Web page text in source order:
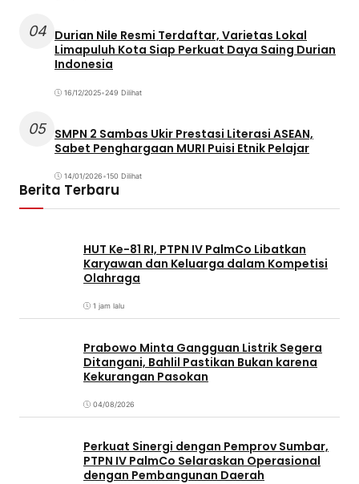
04 Durian Nile Resmi Terdaftar, Varietas Lokal
Limapuluh Kota Siap Perkuat Daya Saing Durian
Indonesia
16/12/2025•249 Dilihat
05 SMPN 2 Sambas Ukir Prestasi Literasi ASEAN,
Sabet Penghargaan MURI Puisi Etnik Pelajar
14/01/2026•150 Dilihat
Berita Terbaru
HUT Ke-81 RI, PTPN IV PalmCo Libatkan
Karyawan dan Keluarga dalam Kompetisi
Olahraga
1 jam lalu
Prabowo Minta Gangguan Listrik Segera
Ditangani, Bahlil Pastikan Bukan karena
Kekurangan Pasokan
04/08/2026
Perkuat Sinergi dengan Pemprov Sumbar,
PTPN IV PalmCo Selaraskan Operasional
dengan Pembangunan Daerah